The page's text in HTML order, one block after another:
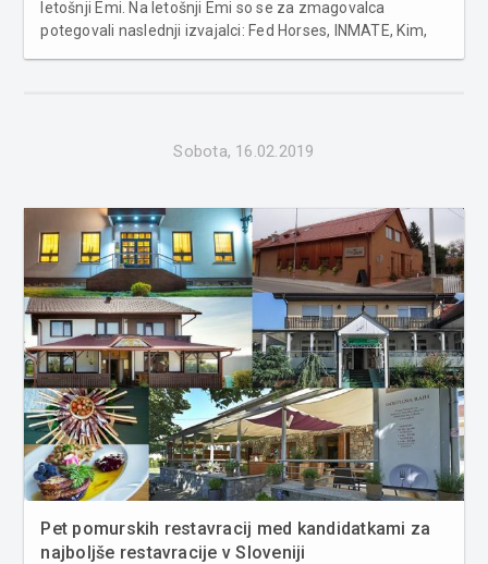
letošnji Emi. Na letošnji Emi so se za zmagovalca
potegovali naslednji izvajalci: Fed Horses, INMATE, Kim,
Sobota, 16.02.2019
Pet pomurskih restavracij med kandidatkami za
najboljše restavracije v Sloveniji